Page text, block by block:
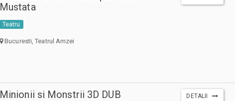
Mustata
Teatru
Bucuresti, Teatrul Amzei
Minionii si Monstrii 3D DUB DETALII